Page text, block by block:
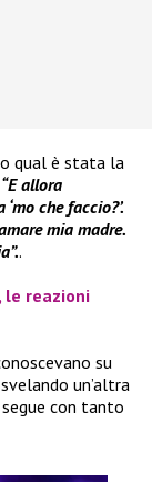
qual è stata la
“E allora
che faccio?’.
mia madre.
.
le reazioni
su
un’altra
con tanto